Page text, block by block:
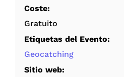
Coste:
Gratuito
Etiquetas del Evento:
Geocatching
Sitio web: